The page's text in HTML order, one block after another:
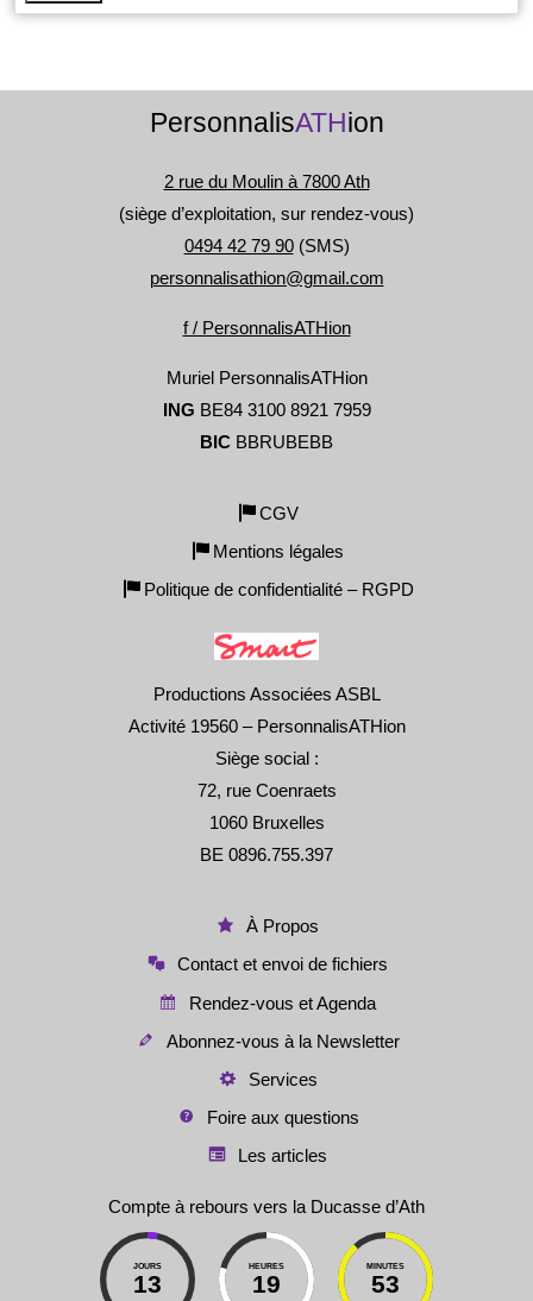
PersonnalisATH ion
2 rue du Moulin à 7800 Ath
(siège d’exploitation, sur rendez-vous)
0494 42 79 90(SMS)
personnalisathion@gmail.com
f / PersonnalisATHion
Muriel PersonnalisATHion
ING BE84 3100 8921 7959
BIC BBRUBEBB
CGV
Mentions légales
Politique de confidentialité – RGPD
Productions Associées ASBL
Activité 19560 – PersonnalisATHion
Siège social :
72, rue Coenraets
1060 Bruxelles
BE 0896.755.397
À Propos
Contact et envoi de fichiers
Rendez-vous et Agenda
Abonnez-vous à la Newsletter
Services
Foire aux questions
Les articles
Compte à rebours vers la Ducasse d’Ath
JOURS
13
HEURES
19
MINUTES
53